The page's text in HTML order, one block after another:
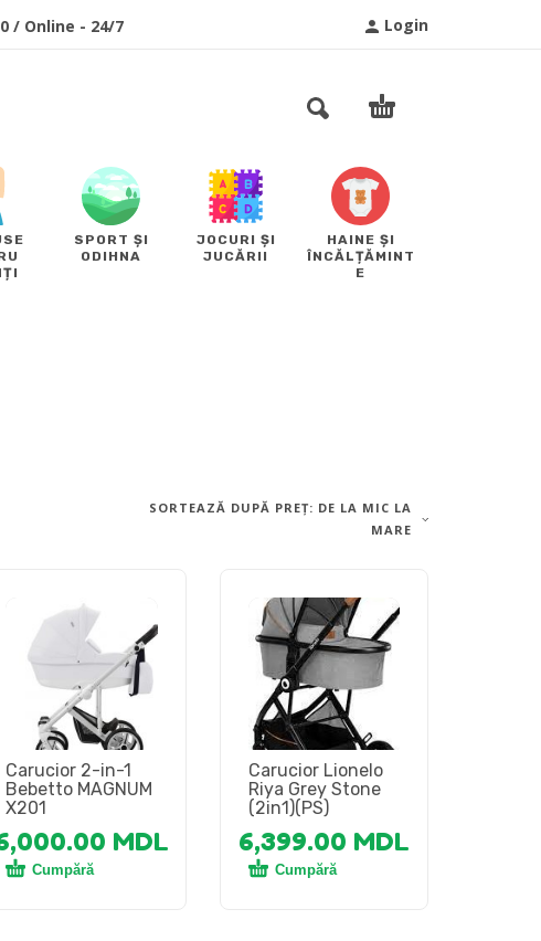
Login
/ Online - 24/7
SPORT ȘI
ODIHNA
JOCURI ȘI
JUCĂRII
HAINE ȘI
ÎNCĂLȚĂMINT
E
SORTEAZĂ DUPĂ PREȚ: DE LA MIC LA
MARE
Carucior 2-in-1
Bebetto MAGNUM
X201
MDL
Cumpără
Carucior Lionelo
Riya Grey Stone
(2in1)(PS)
6,399.00 MDL
Cumpără